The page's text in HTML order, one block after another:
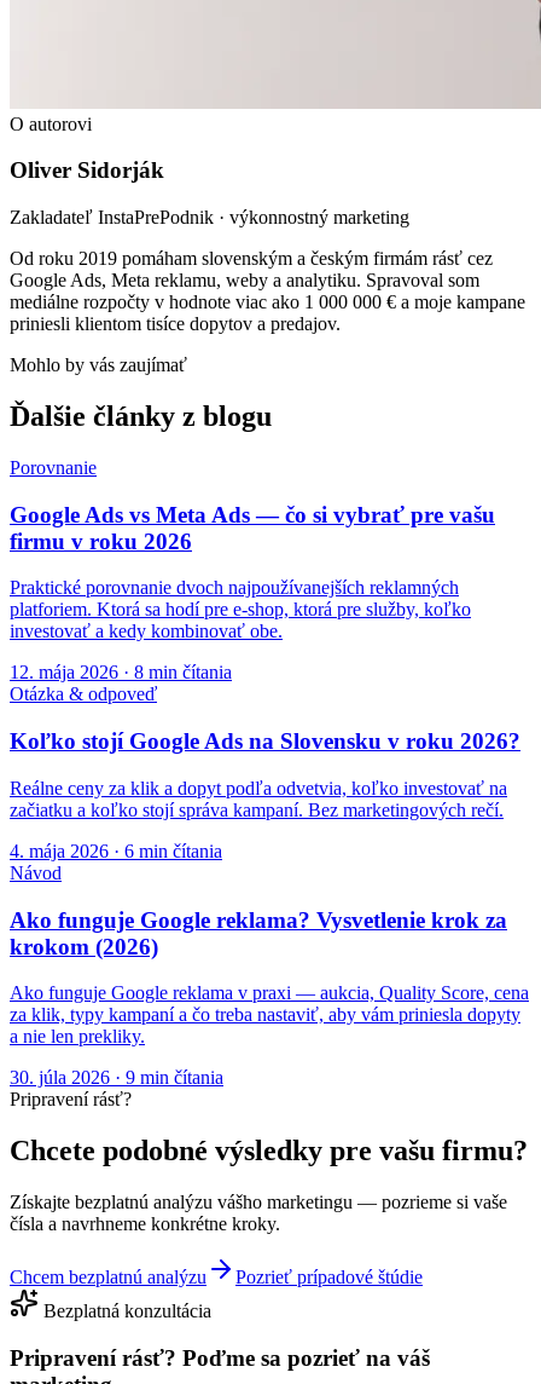
O autorovi
Oliver Sidorják
Zakladateľ InstaPrePodnik · výkonnostný marketing
Od roku 2019 pomáham slovenským a českým firmám rásť cez
Google Ads, Meta reklamu, weby a analytiku. Spravoval som
mediálne rozpočty v hodnote viac ako 1 000 000 € a moje kampane
priniesli klientom tisíce dopytov a predajov.
Mohlo by vás zaujímať
Ďalšie články z blogu
Porovnanie
Google Ads vs Meta Ads — čo si vybrať pre vašu
firmu v roku 2026
Praktické porovnanie dvoch najpoužívanejších reklamných
platforiem. Ktorá sa hodí pre e-shop, ktorá pre služby, koľko
investovať a kedy kombinovať obe.
12. mája 2026 · 8 min čítania
Otázka & odpoveď
Koľko stojí Google Ads na Slovensku v roku 2026?
Reálne ceny za klik a dopyt podľa odvetvia, koľko investovať na
začiatku a koľko stojí správa kampaní. Bez marketingových rečí.
4. mája 2026 · 6 min čítania
Návod
Ako funguje Google reklama? Vysvetlenie krok za
krokom (2026)
Ako funguje Google reklama v praxi — aukcia, Quality Score, cena
za klik, typy kampaní a čo treba nastaviť, aby vám priniesla dopyty
a nie len prekliky.
30. júla 2026 · 9 min čítania
Pripravení rásť?
Chcete podobné výsledky pre vašu firmu?
Získajte bezplatnú analýzu vášho marketingu — pozrieme si vaše
čísla a navrhneme konkrétne kroky.
Chcem bezplatnú analýzu
Pozrieť prípadové štúdie
Bezplatná konzultácia
Pripravení rásť? Poďme sa pozrieť na váš